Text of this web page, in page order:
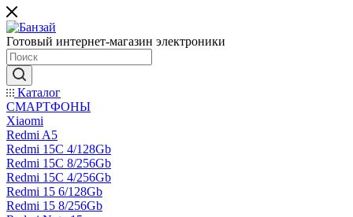
Готовый интернет-магазин электроники
Каталог
СМАРТФОНЫ
Xiaomi
Redmi A5
Redmi 15C 4/128Gb
Redmi 15C 8/256Gb
Redmi 15C 4/256Gb
Redmi 15 6/128Gb
Redmi 15 8/256Gb